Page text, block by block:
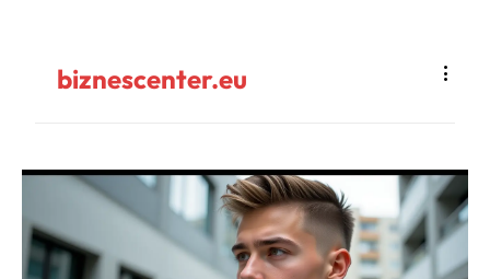
biznescenter.eu